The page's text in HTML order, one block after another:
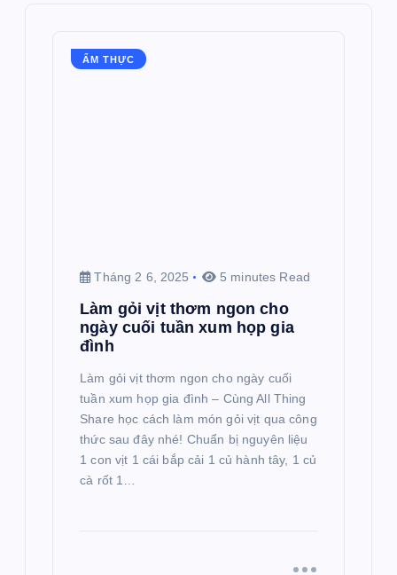
ẨM THỰC
Tháng 2 6, 2025 5 minutes Read
Làm gỏi vịt thơm ngon cho
ngày cuối tuần xum họp gia
đình
Làm gỏi vịt thơm ngon cho ngày cuối
tuần xum họp gia đình – Cùng All Thing
Share học cách làm món gỏi vịt qua công
thức sau đây nhé! Chuẩn bị nguyên liệu
1 con vịt 1 cái bắp cải 1 củ hành tây, 1 củ
cà rốt 1…